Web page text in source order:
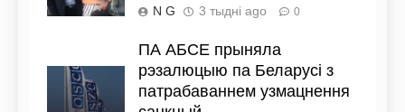
N G 3 тыдні ago 0
ПА АБСЕ прыняла
рэзалюцыю па Беларусі з
патрабаваннем узмацнення